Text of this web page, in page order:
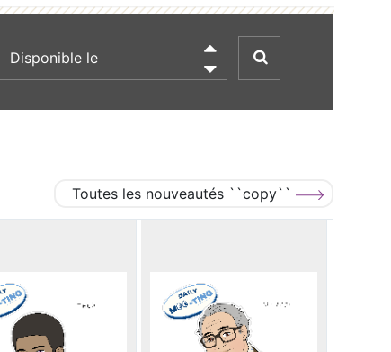

Toutes les nouveautés ``copy``